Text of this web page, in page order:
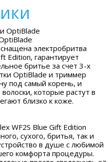
электробритва
Edition, гарантирует
бритье за счет 3-х
OptiBlade и триммер
под самый корень, и
которые растут в
близко к коже.
WF2S Blue Gift Edition
сухого, бритья, так и
в душе с любимой
комфорта процедуры.